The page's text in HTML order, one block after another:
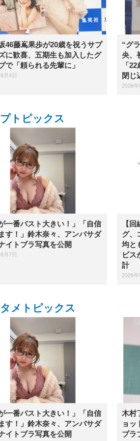
46藤嶌果歩が20歳を祝うサプ
に歓喜、五期生も加入したグ
で「頼られる先輩に」
月4日
“グ
央、
「
閉じ
2026
プトピックス
が一番バスト大きい！」「自信
す！」鈴木奈々、アンバサダ
イトブラ写真を公開
月7日
【
グ、
均と
ビス
計
2026
メトピックス
が一番バスト大きい！」「自信
す！」鈴木奈々、アンバサダ
イトブラ写真を公開
木村
ョッ
ブラ